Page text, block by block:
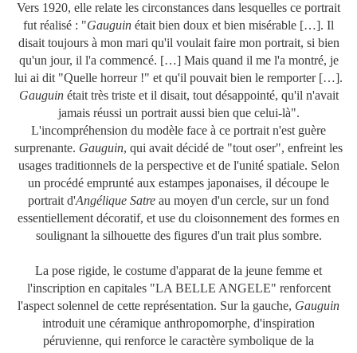
Vers 1920, elle relate les circonstances dans lesquelles ce portrait
fut réalisé : "Gauguin était bien doux et bien misérable […]. Il
disait toujours à mon mari qu'il voulait faire mon portrait, si bien
qu'un jour, il l'a commencé. […] Mais quand il me l'a montré, je
lui ai dit "Quelle horreur !" et qu'il pouvait bien le remporter […].
Gauguinétait très triste et il disait, tout désappointé, qu'il n'avait
jamais réussi un portrait aussi bien que celui-là".
L'incompréhension du modèle face à ce portrait n'est guère
surprenante. Gauguin, qui avait décidé de "tout oser", enfreint les
usages traditionnels de la perspective et de l'unité spatiale. Selon
un procédé emprunté aux estampes japonaises, il découpe le
portrait d'Angélique Satre au moyen d'un cercle, sur un fond
essentiellement décoratif, et use du cloisonnement des formes en
soulignant la silhouette des figures d'un trait plus sombre.
La pose rigide, le costume d'apparat de la jeune femme et
l'inscription en capitales "LA BELLE ANGELE" renforcent
l'aspect solennel de cette représentation. Sur la gauche, Gauguin
introduit une céramique anthropomorphe, d'inspiration
péruvienne, qui renforce le caractère symbolique de la